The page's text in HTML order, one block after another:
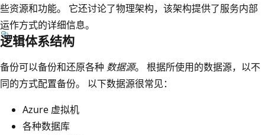
些资源和功能。 它还讨论了物理架构，该架构提供了服务内部
运作方式的详细信息。
逻辑体系结构
备份可以备份和还原各种 数据源。 根据所使用的数据源，以不
同的方式配置备份。 以下数据源很常见：
Azure 虚拟机
各种数据库